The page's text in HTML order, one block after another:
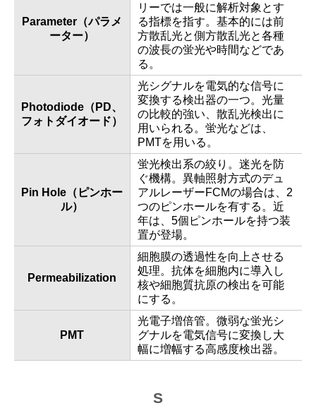
Parameter（パラメ
ーター）
リーでは一般に解析対象とす
る指標を指す。基本的には前
方散乱光と側方散乱光と各種
の波長の蛍光や時間などであ
る。
Photodiode（PD、
フォトダイオード）
光シグナルを電気的な信号に
変換する検出器の一つ。光量
の比較的強い、散乱光検出に
用いられる。蛍光などは、
PMTを用いる。
Pin Hole（ピンホー
ル）
蛍光検出系の絞り。迷光を防
ぐ機構。異軸照射方式のデュ
アルレーザーFCMの場合は、2
つのピンホールを有する。近
年は、5個ピンホールを持つ装
置が登場。
Permeabilization
細胞膜の透過性を向上させる
処理。抗体を細胞内に導入し
核や細胞質抗原の検出を可能
にする。
PMT
光電子増倍管。微弱な蛍光シ
グナルを電気信号に変換し大
幅に増幅する高感度検出器。
S